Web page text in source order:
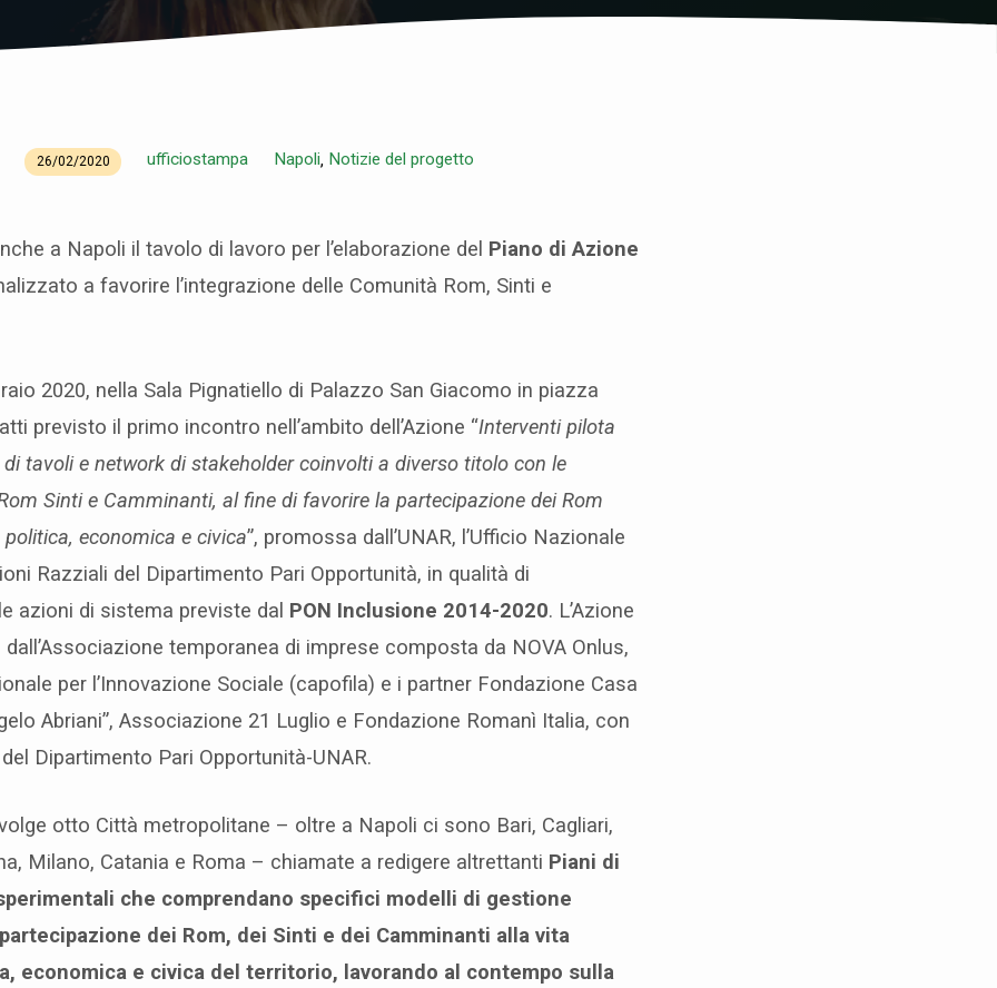
26/02/2020 ufficiostampa Napoli, Notizie del progetto
a Napoli il tavolo di lavoro per l’elaborazione del Piano di Azione
a favorire l’integrazione delle Comunità Rom, Sinti e
2020, nella Sala Pignatiello di Palazzo San Giacomo in piazza
previsto il primo incontro nell’ambito dell’Azione “Interventi pilota
tavoli e network di stakeholder coinvolti a diverso titolo con le
Sinti e Camminanti, al fine di favorire la partecipazione dei Rom
economica e civica”, promossa dall’UNAR, l’Ufficio Nazionale
Razziali del Dipartimento Pari Opportunità, in qualità di
azioni di sistema previste dal PON Inclusione 2014-2020. L’Azione
temporanea di imprese composta da NOVA Onlus,
per l’Innovazione Sociale (capofila) e i partner Fondazione Casa
Abriani”, Associazione 21 Luglio e Fondazione Romanì Italia, con
Dipartimento Pari Opportunità-UNAR.
otto Città metropolitane – oltre a Napoli ci sono Bari, Cagliari,
Milano, Catania e Roma – chiamate a redigere altrettanti Piani di
che comprendano specifici modelli di gestione
dei Rom, dei Sinti e dei Camminanti alla vita
economica e civica del territorio, lavorando al contempo sulla